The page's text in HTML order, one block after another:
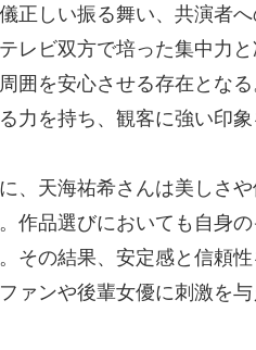
正しい振る舞い、共演者
レビ双方で培った集中力
囲を安心させる存在とな
力を持ち、観客に強い印象
、天海祐希さんは美しさ
作品選びにおいても自身
その結果、安定感と信頼
ァンや後輩女優に刺激を与